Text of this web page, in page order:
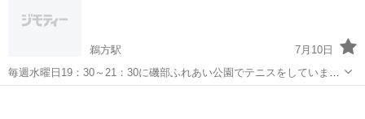
鵜方駅
7月10日
毎週水曜日19：30～21：30に磯部ふれあい公園でテニスをしています
(ゲームメインの練習会です) 最初20分から30分程ウォーミングアッ